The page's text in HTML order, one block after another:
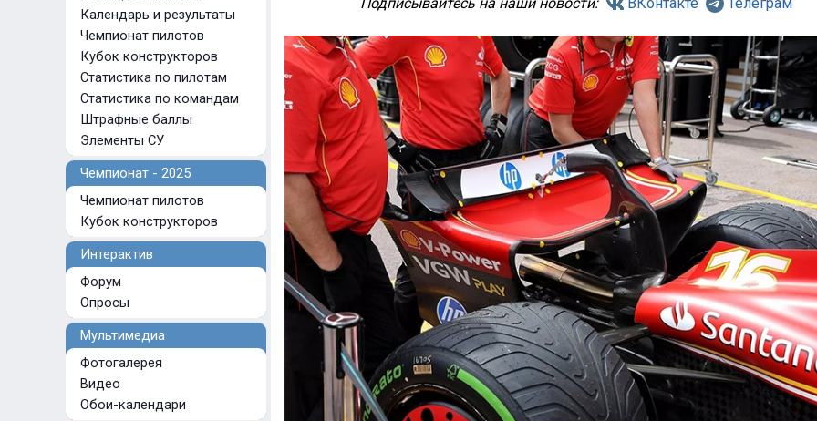
Календарь и результаты
Чемпионат пилотов
Кубок конструкторов
Статистика по пилотам
Статистика по командам
Штрафные баллы
Элементы СУ
Чемпионат - 2025
Чемпионат пилотов
Кубок конструкторов
Интерактив
Форум
Опросы
Мультимедиа
Фотогалерея
Видео
Обои-календари